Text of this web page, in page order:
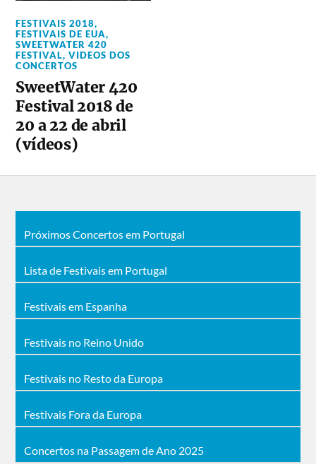
FESTIVAIS 2018,
FESTIVAIS DE EUA,
SWEETWATER 420
FESTIVAL,VIDEOS DOS
CONCERTOS
SweetWater 420
Festival 2018 de
20 a 22 de abril
(vídeos)
Próximos Concertos em Portugal
Lista de Festivais em Portugal
Festivais em Espanha
Festivais no Reino Unido
Festivais no Resto da Europa
Festivais Fora da Europa
Concertos na Passagem de Ano 2025